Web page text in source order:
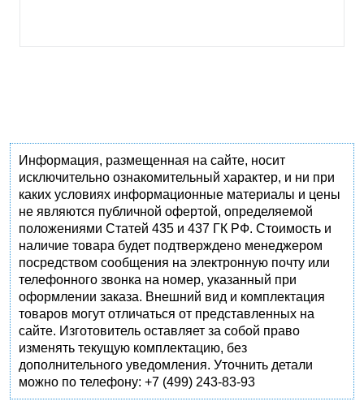
Информация, размещенная на сайте, носит
исключительно ознакомительный характер, и ни при
каких условиях информационные материалы и цены
не являются публичной офертой, определяемой
положениями Статей 435 и 437 ГК РФ. Стоимость и
наличие товара будет подтверждено менеджером
посредством сообщения на электронную почту или
телефонного звонка на номер, указанный при
оформлении заказа. Внешний вид и комплектация
товаров могут отличаться от представленных на
сайте. Изготовитель оставляет за собой право
изменять текущую комплектацию, без
дополнительного уведомления. Уточнить детали
можно по телефону: +7 (499) 243-83-93